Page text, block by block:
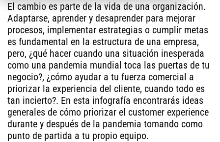
El cambio es parte de la vida de una organización.
Adaptarse, aprender y desaprender para mejorar
procesos, implementar estrategias o cumplir metas
es fundamental en la estructura de una empresa,
pero, ¿qué hacer cuando una situación inesperada
como una pandemia mundial toca las puertas de tu
negocio?, ¿cómo ayudar a tu fuerza comercial a
priorizar la experiencia del cliente, cuando todo es
tan incierto?. En esta infografía encontrarás ideas
generales de cómo priorizar el customer experience
durante y después de la pandemia tomando como
punto de partida a tu propio equipo.